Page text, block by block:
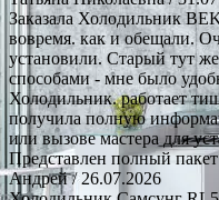
Заказала Холодильник
вовремя. как и обещали.
установили. Старый тут
способами - мне было
Холодильник. работает
получила полную
или вызове мастера для
Представлен полный
Андрей/ 26.07.2026